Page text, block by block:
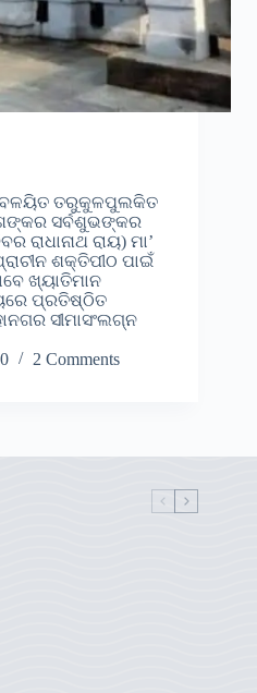
ତରୁକୁଳପୁଲକିତ
ସର୍ବଶୁଭଙ୍କର
ରାଧାନାଥ ରାୟ) ମା’
ଶକ୍ତିପୀଠ ପାଇଁ
ଖ୍ୟାତିମାନ
ପ୍ରତିଷ୍ଠିତ
ସୀମାସଂଲଗ୍ନ
2 Comments